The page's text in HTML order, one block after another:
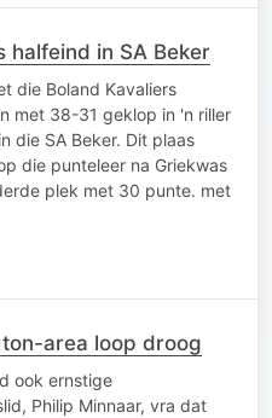
halfeind in SA Beker
die Boland Kavaliers
met 38-31 geklop in 'n riller
die SA Beker. Dit plaas
die punteleer na Griekwas
plek met 30 punte. met
area loop droog
ook ernstige
Philip Minnaar, vra dat